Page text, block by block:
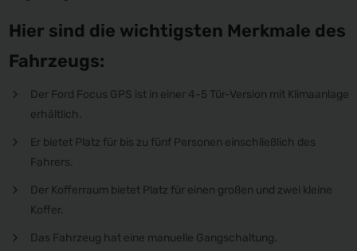
Hier sind die wichtigsten Merkmale des
Fahrzeugs:
Der Ford Focus GPS ist in einer 4-5 Tür-Version mit Klimaanlage
erhältlich.
Er bietet Platz für bis zu fünf Personen einschließlich des
Fahrers.
Der Kofferraum bietet Platz für einen großen und zwei kleine
Koffer.
Das Fahrzeug hat eine manuelle Gangschaltung.